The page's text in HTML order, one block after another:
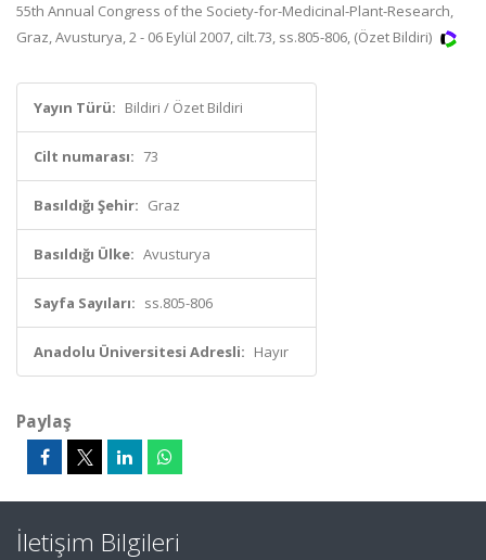
55th Annual Congress of the Society-for-Medicinal-Plant-Research,
Graz, Avusturya, 2 - 06 Eylül 2007, cilt.73, ss.805-806, (Özet Bildiri)
Yayın Türü: Bildiri / Özet Bildiri
Cilt numarası: 73
Basıldığı Şehir: Graz
Basıldığı Ülke: Avusturya
Sayfa Sayıları: ss.805-806
Anadolu Üniversitesi Adresli: Hayır
Paylaş
İletişim Bilgileri